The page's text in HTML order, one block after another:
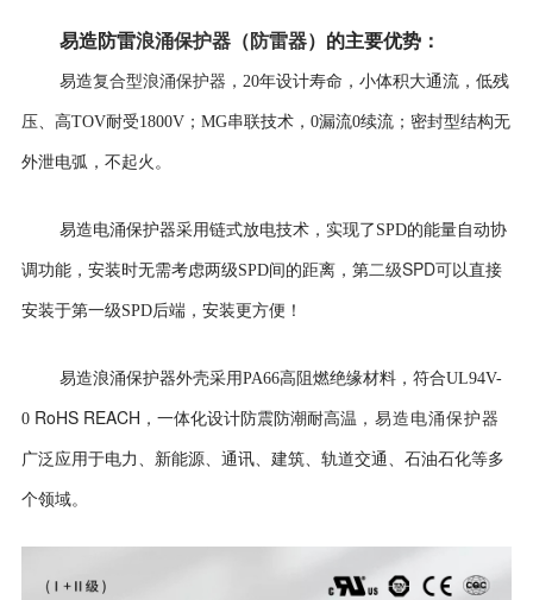
易造防雷浪涌保护器（防雷器） 的主要优势：
易造复合型浪涌保护器 ， 20年设计寿命， 小体积大通流，低残
压、高TOV耐受1800V；MG串联技术，0漏流0续流；密封型结构无
外泄电弧，不起火。
易造电涌保护器采用链式放电技术，实现了SPD的能量自动协
调功能，安装时无需考虑两级SPD间的距离，第二级SPD可以直接
安装于第一级SPD后端，安装更方便！
易造浪涌保护器外壳采用PA66高阻燃绝缘材料，符合UL94V-
0 RoHS REACH ，一体化设计防震防潮耐高温 ，易造电涌保护器
广泛应用于电力、新能源、通讯、建筑、轨道交通、石油石化等多
个领域。